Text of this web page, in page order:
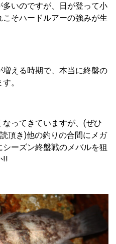
いのですが、日が登って小
そハードルアーの強みが生
える時期で、本当に終盤の
。
ってきていますが、(ぜひ
頂き)他の釣りの合間にメガ
ーズン終盤戦のメバルを狙
!!